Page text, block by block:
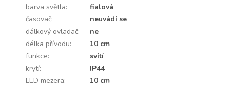
barva světla:
fialová
časovač:
neuvádí se
dálkový ovladač:
ne
délka přívodu:
10 cm
funkce:
svítí
krytí:
IP44
LED mezera:
10 cm